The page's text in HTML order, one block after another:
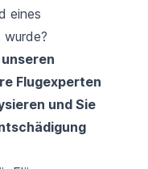
eines
wurde?
unseren
Flugexperten
und Sie